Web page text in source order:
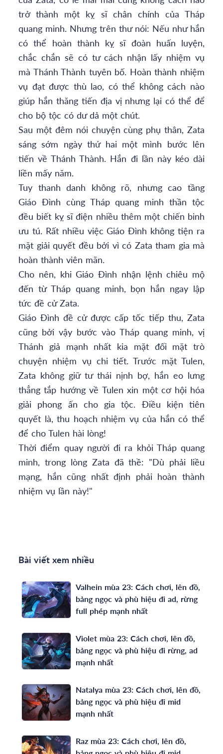
trở thành một kỵ sĩ chân chính của Tháp
quang minh. Nhưng trên thư nói: Nếu như hắn
có thể hoàn thành kỵ sĩ đoàn huấn luyện,
chắc chắn sẽ có tư cách nhận lấy nhiệm vụ
mà Thánh Thành tuyên bố. Hoàn thành nhiệm
vụ đạt được thù lao, có thể không cách nào
giúp hắn thăng tiến địa vị nhưng lại có thể để
cho bộ tộc có dư dả một chút.
Sau một đêm nói chuyện cùng phụ thân, Zata
sáng sớm ngày thứ hai một mình bước lên
tiến về Thánh Thành. Hắn đi lần này kéo dài
liền mấy năm.
Tuy thanh danh không rõ, nhưng cao tầng
Giáo Đình cùng Tháp quang minh thần tộc
đều biết kỵ sĩ điện nhiều thêm một chiến binh
ưu tú. Rất nhiều việc Giáo Đình không tiện ra
mặt giải quyết đều bởi vì có Zata tham gia mà
hoàn thành viên mãn.
Cho nên, khi Giáo Đình nhận lệnh chiêu mộ
đến từ Tháp quang minh, bọn hắn ngay lập
tức đề cử Zata.
Giáo Đình đề cử được cấp tốc tiếp thu, Zata
cũng bởi vậy bước vào Tháp quang minh, vị
Thánh giả mạnh nhất kia mặt đối mặt trò
chuyện nhiệm vụ chi tiết. Trước mặt Tulen,
Zata không giữ tư thái nịnh bợ, hắn eo lưng
thẳng tắp hướng về Tulen xin một cơ hội hóa
giải phong ấn cho gia tộc. Điều kiện tiên
quyết là, thu hoạch nhiệm vụ của hắn có thể
để cho Tulen hài lòng!
Thời điểm quay người đi ra khỏi Tháp quang
minh, trong lòng Zata đã thề: "Dù phải liều
mạng, hắn cũng nhất định phải hoàn thành
nhiệm vụ lần này!"
Bài viết xem nhiều
Valhein mùa 23: Cách chơi, lên đồ,
bảng ngọc và phù hiệu đi ad, rừng
full phép mạnh nhất
Violet mùa 23: Cách chơi, lên đồ,
bảng ngọc và phù hiệu đi rừng, ad
mạnh nhất
Natalya mùa 23: Cách chơi, lên đồ,
bảng ngọc và phù hiệu đi mid
mạnh nhất
Raz mùa 23: Cách chơi, lên đồ,